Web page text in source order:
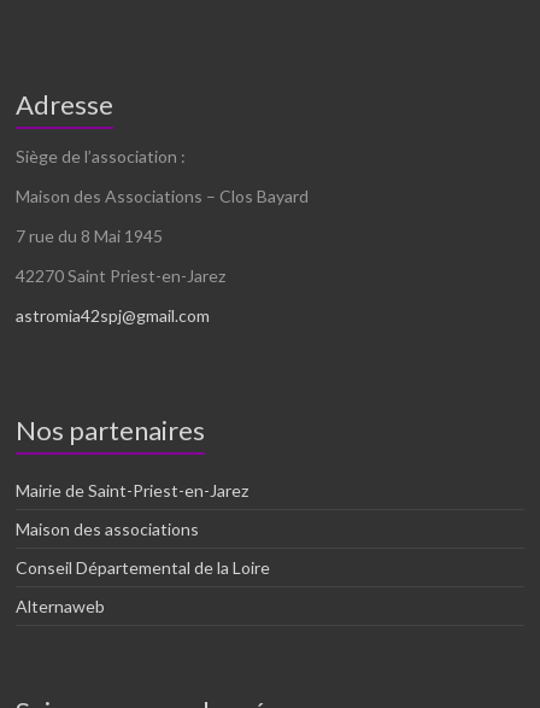
Adresse
Siège de l’association :
Maison des Associations – Clos Bayard
7 rue du 8 Mai 1945
42270 Saint Priest-en-Jarez
astromia42spj@gmail.com
Nos partenaires
Mairie de Saint-Priest-en-Jarez
Maison des associations
Conseil Départemental de la Loire
Alternaweb